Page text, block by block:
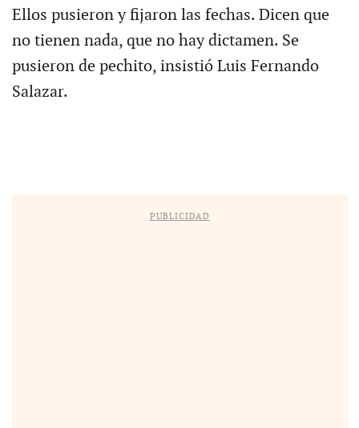
Ellos pusieron y fijaron las fechas. Dicen que
no tienen nada, que no hay dictamen. Se
pusieron de pechito, insistió Luis Fernando
Salazar.
PUBLICIDAD